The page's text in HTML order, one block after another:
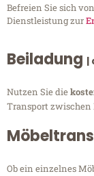
Befreien Sie sich
Dienstleistung zur
Beiladung |
Nutzen Sie die
Transport zwischen
Ob ein einzelnes